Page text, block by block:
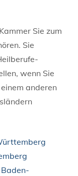
Sie zum
Sie
wenn Sie
anderen